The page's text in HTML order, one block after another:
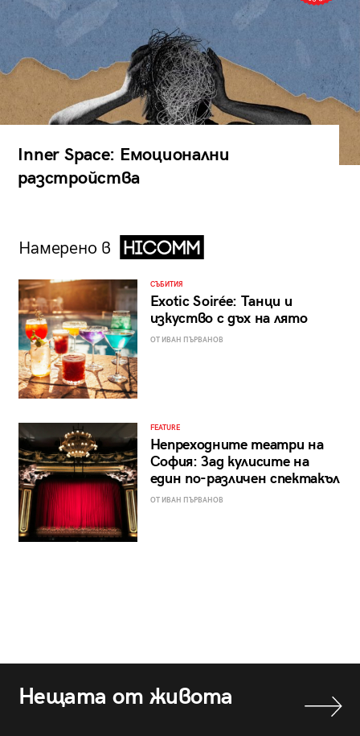
Inner Space: Емоционални
разстройства
Намерено в
СЪБИТИЯ
Exotic Soirée: Танци и
изкуство с дъх на лято
ОТ ИВАН ПЪРВАНОВ
FEATURE
Непреходните театри на
София: Зад кулисите на
един по-различен спектакъл
ОТ ИВАН ПЪРВАНОВ
Нещата от живота